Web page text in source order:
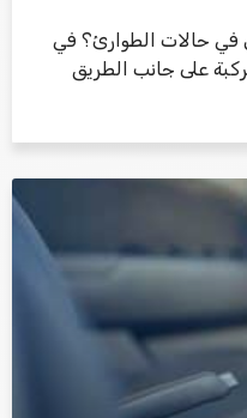
في حالات الطوارئ؟ في
على جانب الطريق